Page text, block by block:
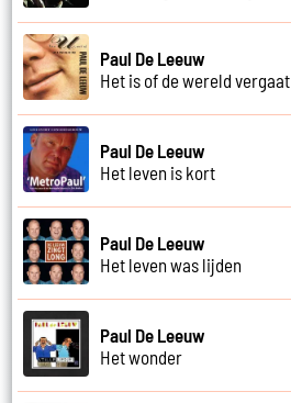
Paul De Leeuw
Het is of de wereld vergaat
Paul De Leeuw
Het leven is kort
Paul De Leeuw
Het leven was lijden
Paul De Leeuw
Het wonder